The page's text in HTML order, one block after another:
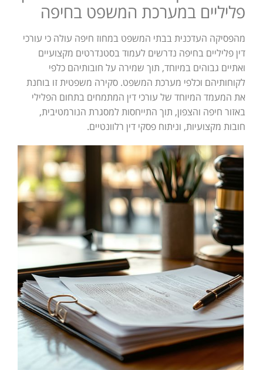
פליליים במערכת המשפט בחיפה
מהפסיקה העדכנית בבתי המשפט במחוז חיפה עולה כי עורכי
דין פליליים בחיפה נדרשים לעמוד בסטנדרטים מקצועיים
ואתיים גבוהים במיוחד, תוך שמירה על חובותיהם כלפי
לקוחותיהם וכלפי מערכת המשפט. סקירה משפטית זו בוחנת
את המעמד המיוחד של עורכי דין המתמחים בתחום הפלילי
באזור חיפה והצפון, תוך התייחסות למסגרת הנורמטיבית,
חובות מקצועיות, וניתוח פסקי דין רלוונטיים.